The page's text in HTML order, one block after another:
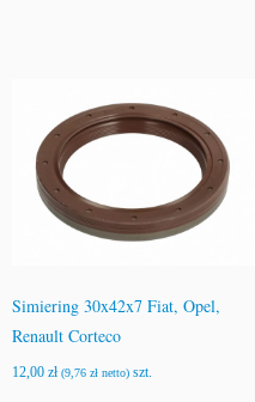
Simiering 30x42x7 Fiat, Opel,
Renault Corteco
12,00 zł (9,76 zł netto) szt.